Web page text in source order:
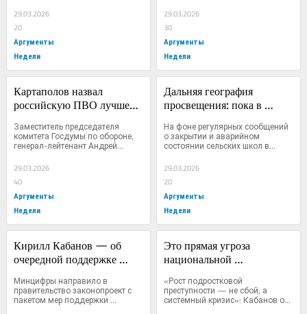
29.03.2026
20
Аргументы
Недели
29.03.2026
30
Аргументы
Недели
Картаполов назвал
российскую ПВО лучшей
— «хорошей
возможностью» для
Заместитель председателя
комитета Госдумы по обороне,
генерал-лейтенант Андрей...
29.03.2026
40
Аргументы
Недели
Дальняя география
просвещения: пока в
закрывают ветхие школы,
в Банги открывают новый
На фоне регулярных сообщений
о закрытии и аварийном
состоянии сельских школ в...
29.03.2026
20
Аргументы
Недели
Кирилл Кабанов — об
очередной поддержке
мне, глядя на это
неприкрытое...
Минцифры направило в
правительство законопроект с
пакетом мер поддержки
Это прямая угроза
национальной
Кабанов — о кризисе в
работе с
«Рост подростковой
преступности — не сбой, а
системный кризис»: Кабанов о...